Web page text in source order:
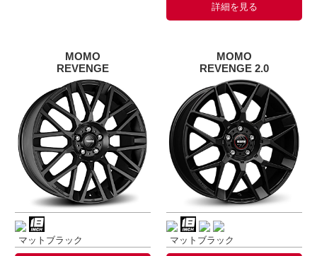
詳細を見る
MOMO
REVENGE
マットブラック
MOMO
REVENGE 2.0
マットブラック